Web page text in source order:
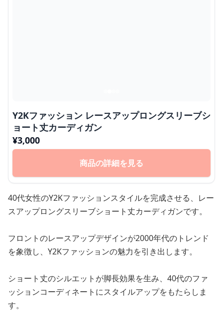
Y2Kファッション レースアップロングスリーブシ
ョート丈カーディガン
¥3,000
商品の詳細を見る
40代女性のY2Kファッションスタイルを完成させる、レー
スアップロングスリーブショート丈カーディガンです。
フロントのレースアップデザインが2000年代のトレンド
を象徴し、Y2Kファッションの魅力を引き出します。
ショート丈のシルエットが脚長効果を生み、40代のファ
ッションコーディネートにスタイルアップをもたらしま
す。